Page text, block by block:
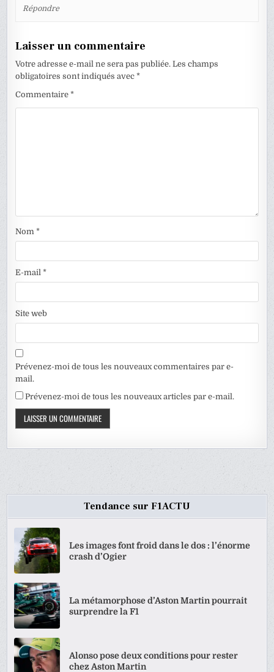
Répondre
Laisser un commentaire
Votre adresse e-mail ne sera pas publiée. Les champs
obligatoires sont indiqués avec*
Commentaire*
Nom*
E-mail*
Site web
Prévenez-moi de tous les nouveaux commentaires par e-
mail.
Prévenez-moi de tous les nouveaux articles par e-mail.
Tendance sur F1ACTU
Les images font froid dans le dos : l’énorme
crash d’Ogier
La métamorphose d’Aston Martin pourrait
surprendre la F1
Alonso pose deux conditions pour rester
chez Aston Martin